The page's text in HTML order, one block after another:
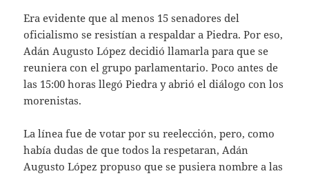
Era evidente que al menos 15 senadores del
oficialismo se resistían a respaldar a Piedra. Por eso,
Adán Augusto López decidió llamarla para que se
reuniera con el grupo parlamentario. Poco antes de
las 15:00 horas llegó Piedra y abrió el diálogo con los
morenistas.
La línea fue de votar por su reelección, pero, como
había dudas de que todos la respetaran, Adán
Augusto López propuso que se pusiera nombre a las